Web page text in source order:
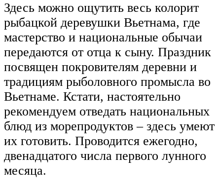
Здесь можно ощутить весь колорит
рыбацкой деревушки Вьетнама, где
мастерство и национальные обычаи
передаются от отца к сыну. Праздник
посвящен покровителям деревни и
традициям рыболовного промысла во
Вьетнаме. Кстати, настоятельно
рекомендуем отведать национальных
блюд из морепродуктов – здесь умеют
их готовить. Проводится ежегодно,
двенадцатого числа первого лунного
месяца.